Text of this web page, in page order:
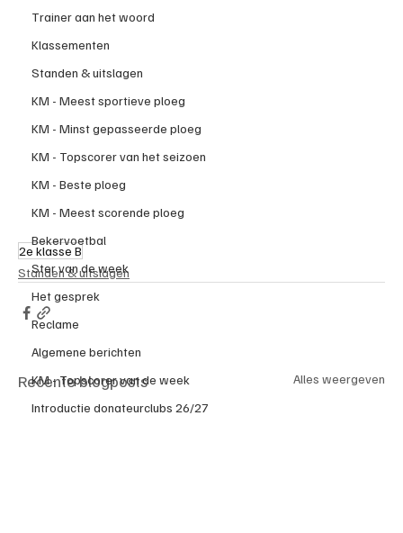
Trainer aan het woord
Klassementen
Standen & uitslagen
KM - Meest sportieve ploeg
KM - Minst gepasseerde ploeg
KM - Topscorer van het seizoen
KM - Beste ploeg
KM - Meest scorende ploeg
Bekervoetbal
Ster van de week
Het gesprek
Reclame
Algemene berichten
KM - Topscorer van de week
Introductie donateurclubs 26/27
2e klasse B
Standen & uitslagen
Recente blogposts Alles weergeven